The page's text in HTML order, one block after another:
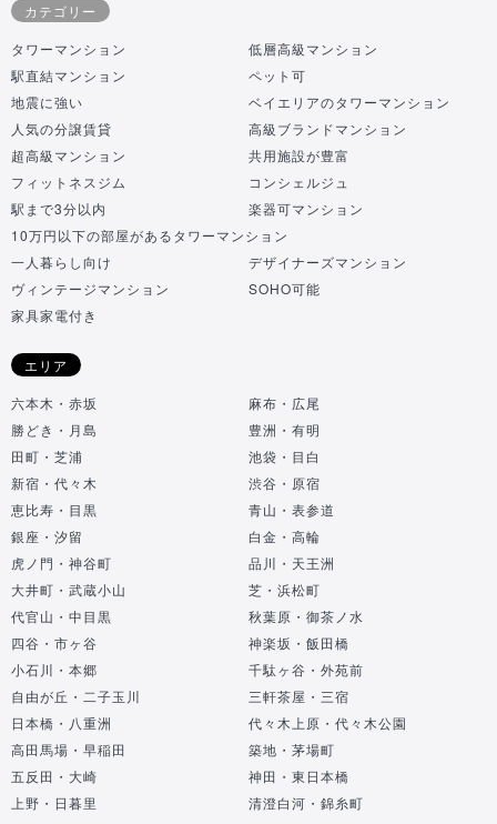
カテゴリー
タワーマンション
低層高級マンション
駅直結マンション
ペット可
地震に強い
ベイエリアのタワーマンション
人気の分譲賃貸
高級ブランドマンション
超高級マンション
共用施設が豊富
フィットネスジム
コンシェルジュ
駅まで3分以内
楽器可マンション
10万円以下の部屋があるタワーマンション
一人暮らし向け
デザイナーズマンション
ヴィンテージマンション
SOHO可能
家具家電付き
エリア
六本木・赤坂
麻布・広尾
勝どき・月島
豊洲・有明
田町・芝浦
池袋・目白
新宿・代々木
渋谷・原宿
恵比寿・目黒
青山・表参道
銀座・汐留
白金・高輪
虎ノ門・神谷町
品川・天王洲
大井町・武蔵小山
芝・浜松町
代官山・中目黒
秋葉原・御茶ノ水
四谷・市ヶ谷
神楽坂・飯田橋
小石川・本郷
千駄ヶ谷・外苑前
自由が丘・二子玉川
三軒茶屋・三宿
日本橋・八重洲
代々木上原・代々木公園
高田馬場・早稲田
築地・茅場町
五反田・大崎
神田・東日本橋
上野・日暮里
清澄白河・錦糸町